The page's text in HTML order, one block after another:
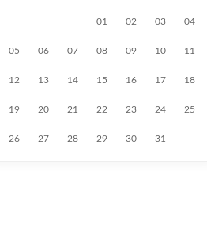
01 02 03 04
05 06 07 08 09 10 11
12 13 14 15 16 17 18
19 20 21 22 23 24 25
26 27 28 29 30 31